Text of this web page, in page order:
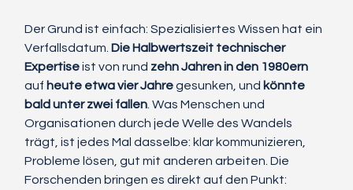
Der Grund ist einfach: Spezialisiertes Wissen hat ein
Verfallsdatum. Die Halbwertszeit technischer
Expertise ist von rund zehn Jahren in den 1980ern
auf heute etwa vier Jahre gesunken, und könnte
bald unter zwei fallen . Was Menschen und
Organisationen durch jede Welle des Wandels
trägt, ist jedes Mal dasselbe: klar kommunizieren,
Probleme lösen, gut mit anderen arbeiten. Die
Forschenden bringen es direkt auf den Punkt: